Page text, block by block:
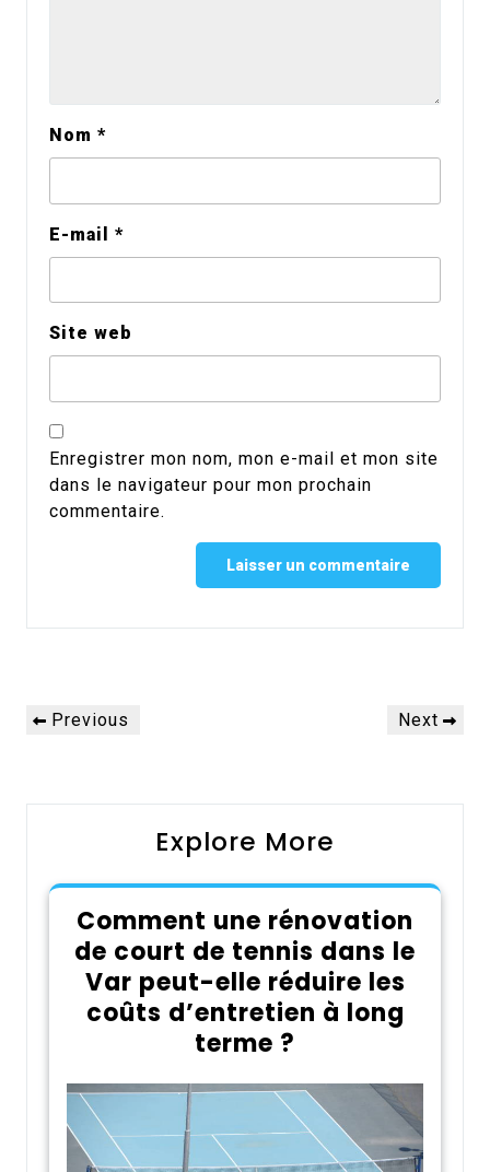
Nom *
E-mail *
Site web
Enregistrer mon nom, mon e-mail et mon site
dans le navigateur pour mon prochain
commentaire.
Navigation
dePrevious
Previous
Next
Next
Explore More
Comment une rénovation
de court de tennis dans le
Var peut-elle réduire les
coûts d’entretien à long
terme ?